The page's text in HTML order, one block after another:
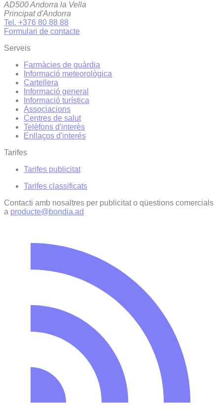
AD500 Andorra la Vella
Principat d'Andorra
Tel. +376 80 88 88
Formulari de contacte
Serveis
Farmàcies de guàrdia
Informació meteorològica
Cartellera
Informació general
Informació turística
Associacions
Centres de salut
Telèfons d'interès
Enllaços d'interés
Tarifes
Tarifes publicitat
Tarifes classificats
Contacti amb nosaltres per publicitat o qüestions comercials
a producte@bondia.ad